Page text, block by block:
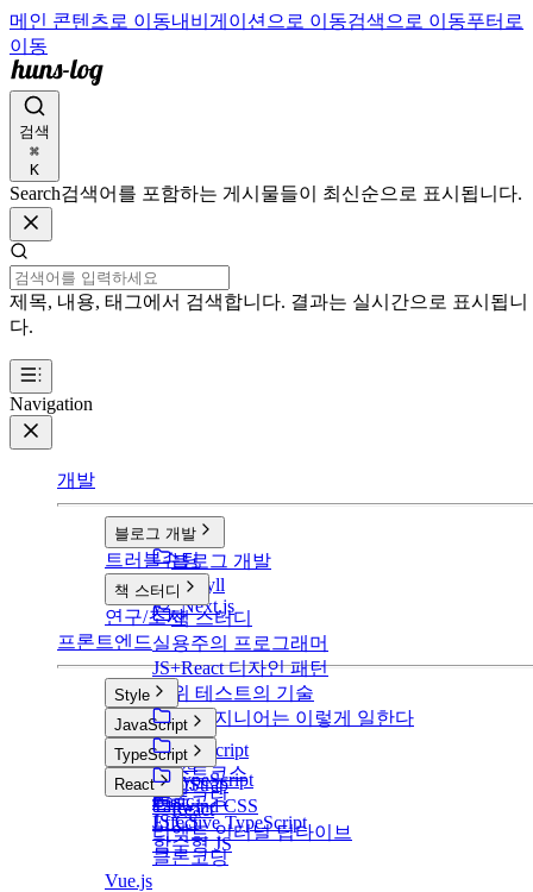
메인 콘텐츠로 이동내비게이션으로 이동검색으로 이동푸터로
이동
검색
⌘
K
Search검색어를 포함하는 게시물들이 최신순으로 표시됩니다.
제목, 내용, 태그에서 검색합니다. 결과는 실시간으로 표시됩니
다.
Navigation
개발
블로그 개발
블로그 개발
v1: Jekyll
v2: Next.js
트러블슈팅
책 스터디
책 스터디
실용주의 프로그래머
JS+React 디자인 패턴
단위 테스트의 기술
구글 엔지니어는 이렇게 일한다
연구/조사
프론트엔드
Style
Style
CSS
SCSS
BootStrap
Tailwind CSS
JavaScript
JavaScript
부스트코스
클론코딩
JS CS
함수형 JS
TypeScript
TypeScript
Basic
Effective TypeScript
React
React
리액트 인터널 딥다이브
클론코딩
Vue.js